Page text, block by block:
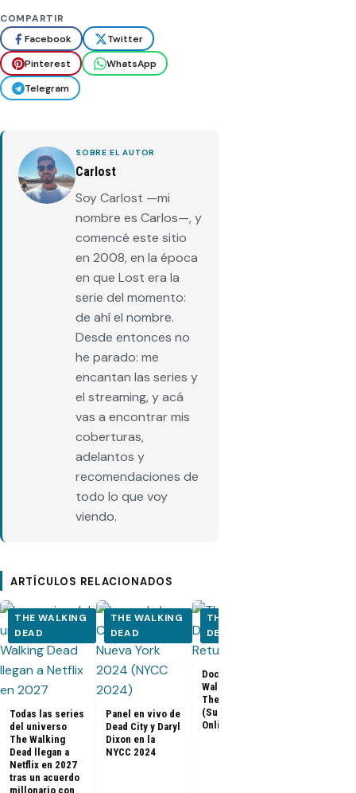
COMPARTIR
Facebook
Twitter
Pinterest
WhatsApp
Telegram
SOBRE EL AUTOR
Carlost
Soy Carlost —mi
nombre es Carlos—, y
comencé este sitio
en 2008, en la época
en que Lost era la
serie del momento:
de ahí el nombre.
Desde entonces no
he parado: me
encantan las series y
el streaming, y acá
vas a encontrar mis
coberturas,
adelantos y
recomendaciones de
todo lo que voy
viendo.
ARTÍCULOS RELACIONADOS
THE WALKING
DEAD
Todas las series
del universo
The Walking
Dead llegan a
Netflix en 2027
tras un acuerdo
millonario con
THE WALKING
DEAD
Panel en vivo de
Dead City y Daryl
Dixon en la
NYCC 2024
THE WALKING
DEAD
Documental The
Walking Dead:
The Return
(Subtitulado
Online)